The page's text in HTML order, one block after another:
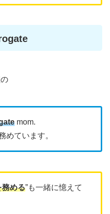
mom.
めています。
める”も一緒に憶えて